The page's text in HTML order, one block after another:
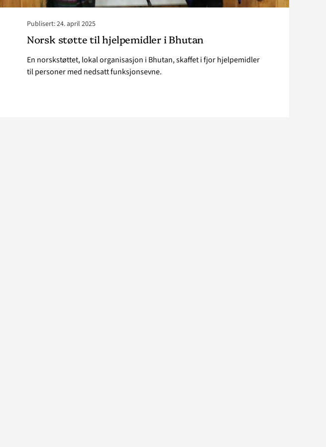
Publisert: 24. april 2025
Norsk støtte til hjelpemidler i Bhutan
En norskstøttet, lokal organisasjon i Bhutan, skaffet i fjor hjelpemidler
til personer med nedsatt funksjonsevne.